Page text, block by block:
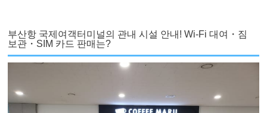
부산항 국제여객터미널의 관내 시설 안내! Wi-Fi 대여・짐
보관・SIM 카드 판매는?